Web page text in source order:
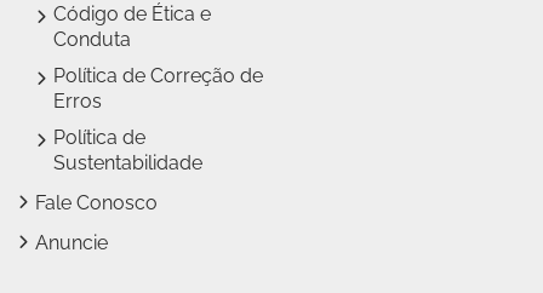
Código de Ética e
Conduta
Política de Correção de
Erros
Política de
Sustentabilidade
Fale Conosco
Anuncie